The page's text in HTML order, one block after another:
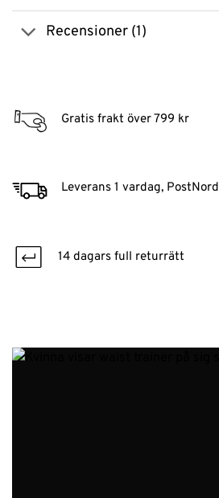
Recensioner (1)
Gratis frakt över 799 kr
Leverans 1 vardag, PostNord
14 dagars full returrätt